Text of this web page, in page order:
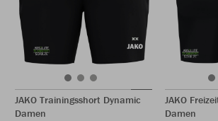
JAKO Trainingsshort Dynamic
Damen
JAKO
Damen